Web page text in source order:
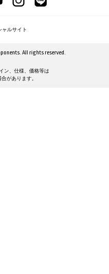
ャルサイト
All rights reserved.
ン、仕様、価格等は
があります。